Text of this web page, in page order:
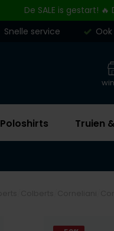
De SALE is gestart!
Snelle service
Poloshirts Truien